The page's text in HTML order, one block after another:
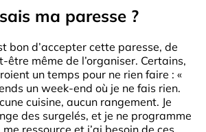
ma paresse ?
bon d’accepter cette paresse, de
être même de l’organiser. Certains,
un temps pour ne rien faire : «
un week-end où je ne fais rien.
cuisine, aucun rangement. Je
des surgelés, et je ne programme